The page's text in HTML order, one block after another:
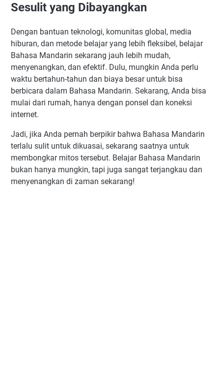
Sesulit yang Dibayangkan
Dengan bantuan teknologi, komunitas global, media
hiburan, dan metode belajar yang lebih fleksibel, belajar
Bahasa Mandarin sekarang jauh lebih mudah,
menyenangkan, dan efektif. Dulu, mungkin Anda perlu
waktu bertahun-tahun dan biaya besar untuk bisa
berbicara dalam Bahasa Mandarin. Sekarang, Anda bisa
mulai dari rumah, hanya dengan ponsel dan koneksi
internet.
Jadi, jika Anda pernah berpikir bahwa Bahasa Mandarin
terlalu sulit untuk dikuasai, sekarang saatnya untuk
membongkar mitos tersebut. Belajar Bahasa Mandarin
bukan hanya mungkin, tapi juga sangat terjangkau dan
menyenangkan di zaman sekarang!